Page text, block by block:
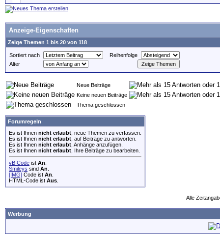
Anzeige-Eigenschaften
Zeige Themen 1 bis 20 von 118
Sortiert nach
Reihenfolge
Alter
Neue Beiträge
Keine neuen Beiträge
Thema geschlossen
Forumregeln
Es ist Ihnen nicht erlaubt , neue Themen zu verfassen.
Es ist Ihnen nicht erlaubt , auf Beiträge zu antworten.
Es ist Ihnen nicht erlaubt , Anhänge anzufügen.
Es ist Ihnen nicht erlaubt , Ihre Beiträge zu bearbeiten.
vB Code ist An
Smileys sind An
[IMG] Code ist An
HTML-Code ist Aus
Alle
Werbung